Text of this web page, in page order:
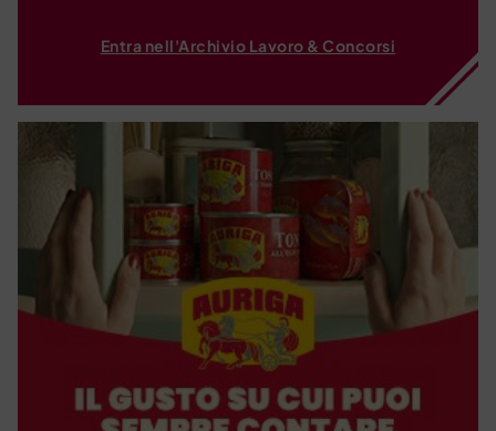
Entra nell'Archivio Lavoro & Concorsi